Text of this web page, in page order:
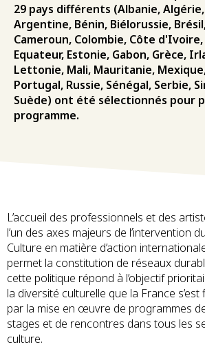
29 pays différents (Albanie,
Argentine, Bénin, Biélorussie,
Cameroun, Colombie, Côte
Equateur, Estonie, Gabon, Grèce,
Lettonie, Mali, Mauritanie,
Portugal, Russie, Sénégal, Serbie,
Suède) ont été sélectionnés pour
programme.
L’accueil des professionnels et des
l’un des axes majeurs de l’intervention
Culture en matière d’action
permet la constitution de réseaux
cette politique répond à l’objectif
la diversité culturelle que la France s’est
par la mise en œuvre de programmes
stages et de rencontres dans tous les
culture.